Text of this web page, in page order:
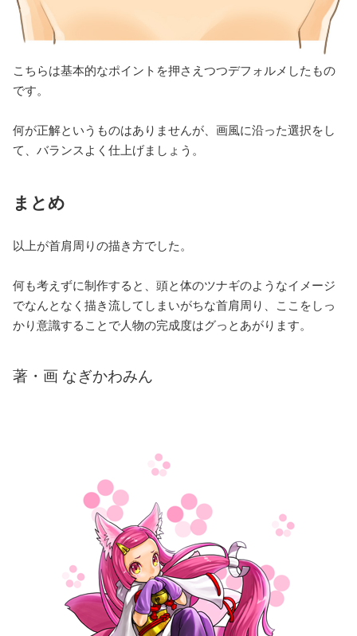
こちらは基本的なポイントを押さえつつデフォルメしたもの
です。
何が正解というものはありませんが、画風に沿った選択をし
て、バランスよく仕上げましょう。
まとめ
以上が首肩周りの描き方でした。
何も考えずに制作すると、頭と体のツナギのようなイメージ
でなんとなく描き流してしまいがちな首肩周り、ここをしっ
かり意識することで人物の完成度はグっとあがります。
著・画 なぎかわみん